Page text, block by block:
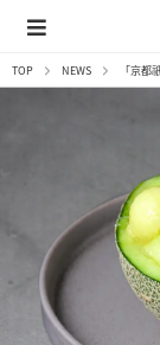
TOP NEWS 「京都